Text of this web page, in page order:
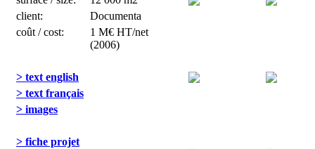
client:
Documenta
coût / cost:
1 M€ HT/net
(2006)
> text english
> text français
> images
> fiche projet